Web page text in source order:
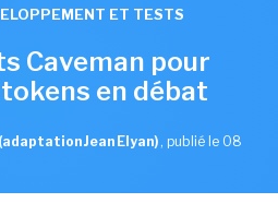
ET TESTS
Caveman pour
en débat
Jean Elyan) , publié le 08